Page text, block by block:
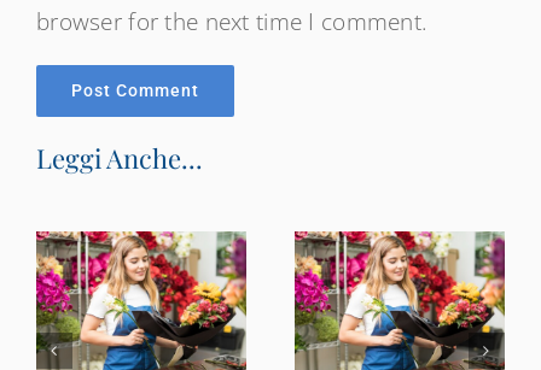
browser for the next time I comment.
Leggi Anche...